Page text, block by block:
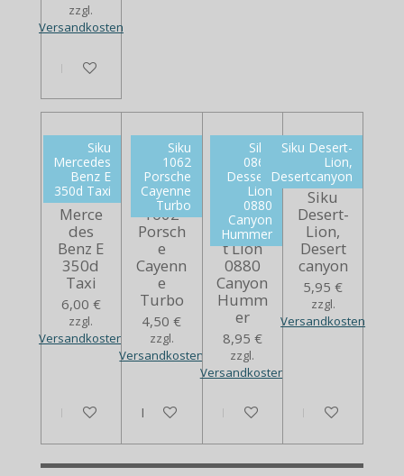
zzgl.
Versandkosten
In den Warenkorb
Siku
Mercedes
Benz E
350d Taxi
Siku
Merce
des
Benz E
350d
Taxi
6,00 €
zzgl.
Versandkosten
In den Warenkorb
Siku
1062
Porsche
Cayenne
Turbo
Siku
1062
Porsch
e
Cayenn
e
Turbo
4,50 €
zzgl.
Versandkosten
In den Warenkorb
Siku
0869
Dessert
Lion
0880
Canyon
Hummer
Siku
0869
Desser
t Lion
0880
Canyon
Humm
er
8,95 €
zzgl.
Versandkosten
Bei Verfügbarkeit
Siku Desert-
Lion,
Desertcanyon
Siku
Desert-
Lion,
Desert
canyon
5,95 €
zzgl.
Versandkosten
Bei